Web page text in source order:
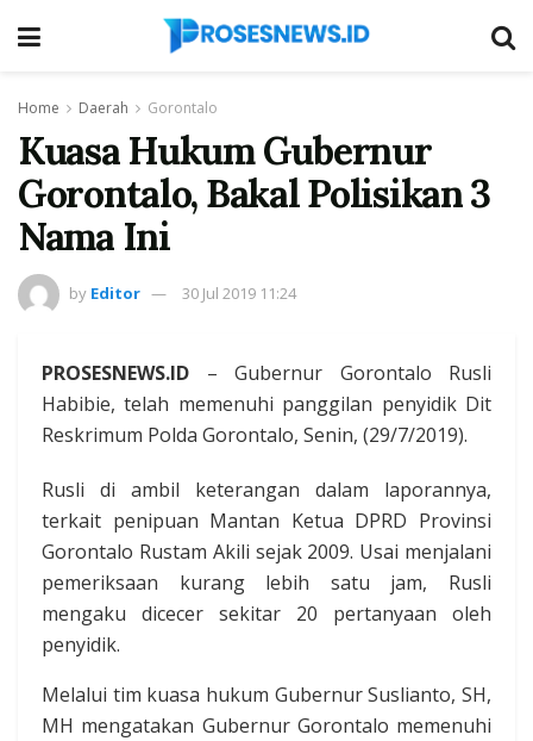
Home Daerah Gorontalo
Kuasa Hukum Gubernur
Gorontalo, Bakal Polisikan 3
Nama Ini
by Editor 30 Jul 2019 11:24
PROSESNEWS.ID – Gubernur Gorontalo Rusli
Habibie, telah memenuhi panggilan penyidik Dit
Reskrimum Polda Gorontalo, Senin, (29/7/2019).
Rusli di ambil keterangan dalam laporannya,
terkait penipuan Mantan Ketua DPRD Provinsi
Gorontalo Rustam Akili sejak 2009. Usai menjalani
pemeriksaan kurang lebih satu jam, Rusli
mengaku dicecer sekitar 20 pertanyaan oleh
penyidik.
Melalui tim kuasa hukum Gubernur Suslianto, SH,
MH mengatakan Gubernur Gorontalo memenuhi